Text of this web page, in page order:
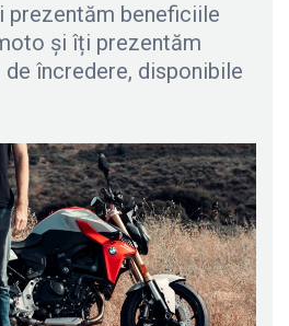
prezentăm beneficiile
și îți prezentăm
încredere, disponibile